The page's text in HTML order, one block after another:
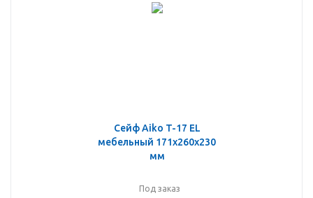
Сейф Aiko T-17 EL
мебельный 171x260x230
мм
Под заказ